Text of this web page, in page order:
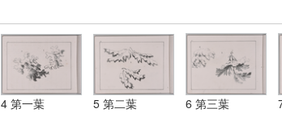
4 第一葉 5 第二葉 6 第三葉